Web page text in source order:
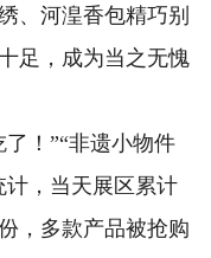
、河湟香包精巧别
足，成为当之无愧
！”“非遗小物件
，当天展区累计
，多款产品被抢购